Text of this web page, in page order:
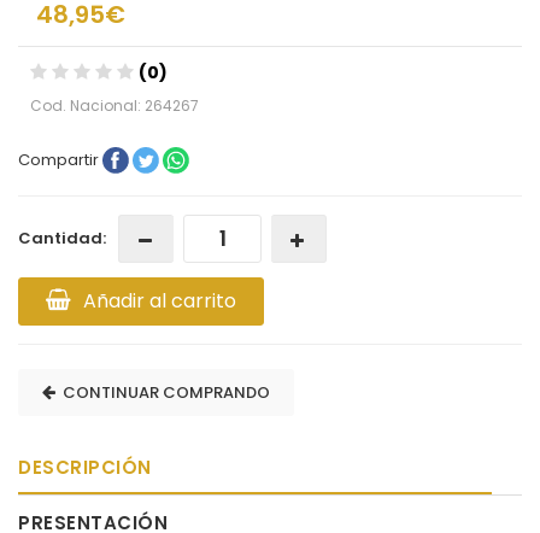
48,95€
(0)
Cod. Nacional: 264267
Compartir
Cantidad:
Añadir al carrito
CONTINUAR COMPRANDO
DESCRIPCIÓN
PRESENTACIÓN